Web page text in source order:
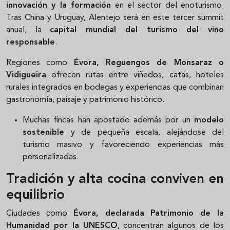
innovación y la formación en el sector del enoturismo.
Tras China y Uruguay, Alentejo será en este tercer summit
anual, la capital mundial del turismo del vino
responsable.
Regiones como Évora, Reguengos de Monsaraz o
Vidigueira ofrecen rutas entre viñedos, catas, hoteles
rurales integrados en bodegas y experiencias que combinan
gastronomía, paisaje y patrimonio histórico.
Muchas fincas han apostado además por un modelo
sostenible y de pequeña escala, alejándose del
turismo masivo y favoreciendo experiencias más
personalizadas.
Tradición y alta cocina conviven en
equilibrio
Ciudades como Évora, declarada Patrimonio de la
Humanidad por la UNESCO, concentran algunos de los